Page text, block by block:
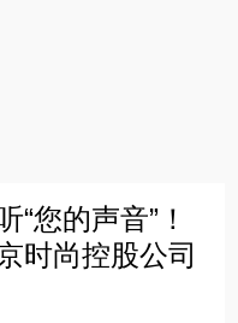
“您的声音”！
时尚控股公司